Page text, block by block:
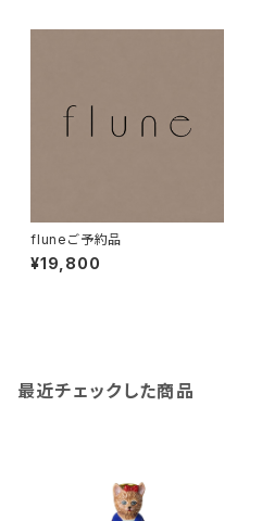
fluneご予約品
¥19,800
最近チェックした商品